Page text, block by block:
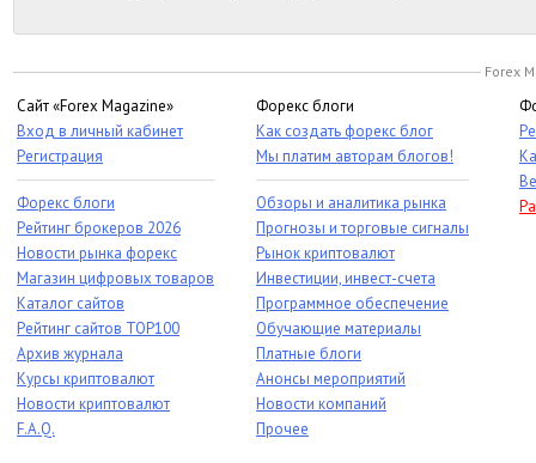
Forex
Сайт «Forex Magazine»
Вход в личный кабинет
Регистрация
Форекс блоги
Рейтинг брокеров 2026
Новости рынка форекс
Магазин цифровых товаров
Каталог сайтов
Рейтинг сайтов TOP100
Архив журнала
Курсы криптовалют
Новости криптовалют
F.A.Q.
Форекс блоги
Как создать форекс блог
Мы платим авторам блогов!
Обзоры и аналитика рынка
Прогнозы и торговые сигналы
Рынок криптовалют
Инвестиции, инвест-счета
Программное обеспечение
Обучающие материалы
Платные блоги
Анонсы мероприятий
Новости компаний
Прочее